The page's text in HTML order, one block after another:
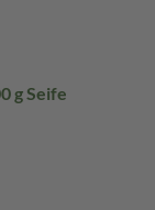
g Seife